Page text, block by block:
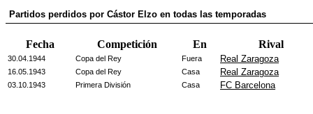
Partidos perdidos por Cástor Elzo en todas las temporadas
Fecha Competición En Rival
30.04.1944 Copa del Rey Fuera Real Zaragoza
16.05.1943 Copa del Rey Casa Real Zaragoza
03.10.1943 Primera División Casa FC Barcelona